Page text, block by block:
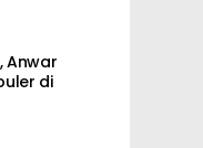
Anwar
di